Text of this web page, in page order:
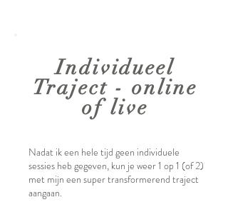
Individueel
Traject - online
of live
Nadat ik een hele tijd geen individuele
sessies heb gegeven, kun je weer 1 op 1 (of 2)
met mijn een super transformerend traject
aangaan.